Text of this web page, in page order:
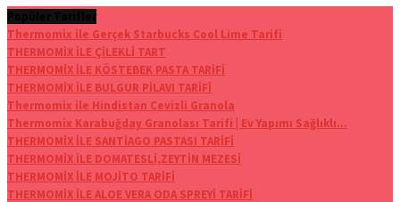
Thermomix ile Gerçek Starbucks Cool Lime Tarifi
THERMOMİX İLE ÇİLEKLİ TART
THERMOMİX İLE KÖSTEBEK PASTA TARİFİ
THERMOMİX İLE BULGUR PİLAVI TARİFİ
Thermomix ile Hindistan Cevizli Granola
Thermomix Karabuğday Granolası Tarifi | Ev Yapımı Sağlıklı...
THERMOMİX İLE SANTİAGO PASTASI TARİFİ
THERMOMİX İLE DOMATESLİ,ZEYTİN MEZESİ
THERMOMİX İLE MOJİTO TARİFİ
THERMOMİX İLE ALOE VERA ODA SPREYİ TARİFİ